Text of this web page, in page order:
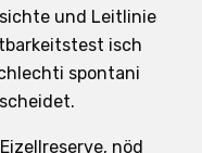
und Leitlinie
isch
spontani
nöd